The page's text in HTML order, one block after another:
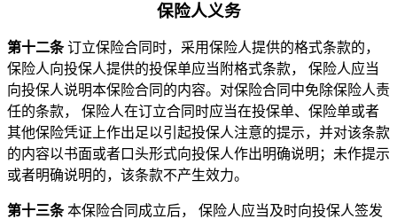
保险人义务
第十二条订立保险合同时，采用保险人提供的格式条款的，
保险人向投保人提供的投保单应当附格式条款， 保险人应当
向投保人说明本保险合同的内容。对保险合同中免除保险人责
任的条款， 保险人在订立合同时应当在投保单、保险单或者
其他保险凭证上作出足以引起投保人注意的提示，并对该条款
的内容以书面或者口头形式向投保人作出明确说明；未作提示
或者明确说明的，该条款不产生效力。
第十三条本保险合同成立后， 保险人应当及时向投保人签发